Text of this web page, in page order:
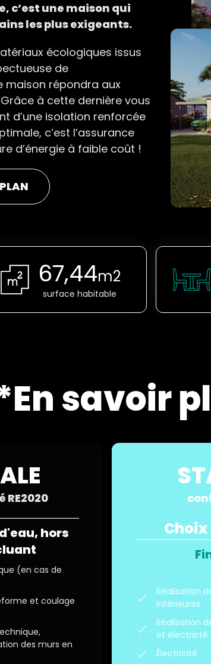
c’est une maison qui
les plus exigeants.
écologiques issus
de
maison répondra aux
à cette dernière vous
d’une isolation renforcée
c’est l’assurance
d’énergie à faible coût !
67,44m2
surface habitable
savoir
hors
(en cas de
et coulage
des murs en
Choix
Réalisation
intérieures
Réalisation
et électricté
Électricité